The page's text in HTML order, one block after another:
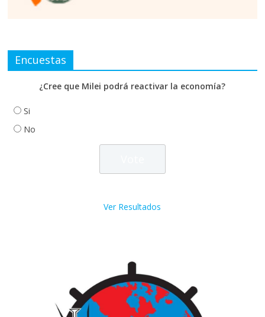
Encuestas
¿Cree que Milei podrá reactivar la economía?
Si
No
Ver Resultados